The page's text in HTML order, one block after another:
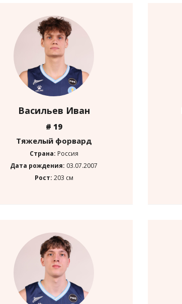
Васильев Иван
# 19
Тяжелый форвард
Страна: Россия
Дата рождения: 03.07.2007
Рост: 203 см